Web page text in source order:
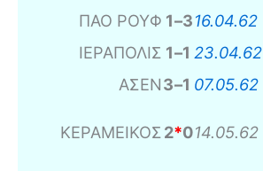
ΠΑΟ ΡΟΥΦ 1–316.04.62
ΙΕΡΑΠΟΛΙΣ 1–1 23.04.62
ΑΣΕΝ3–1 07.05.62
ΚΕΡΑΜΕΙΚΟΣ2*014.05.62